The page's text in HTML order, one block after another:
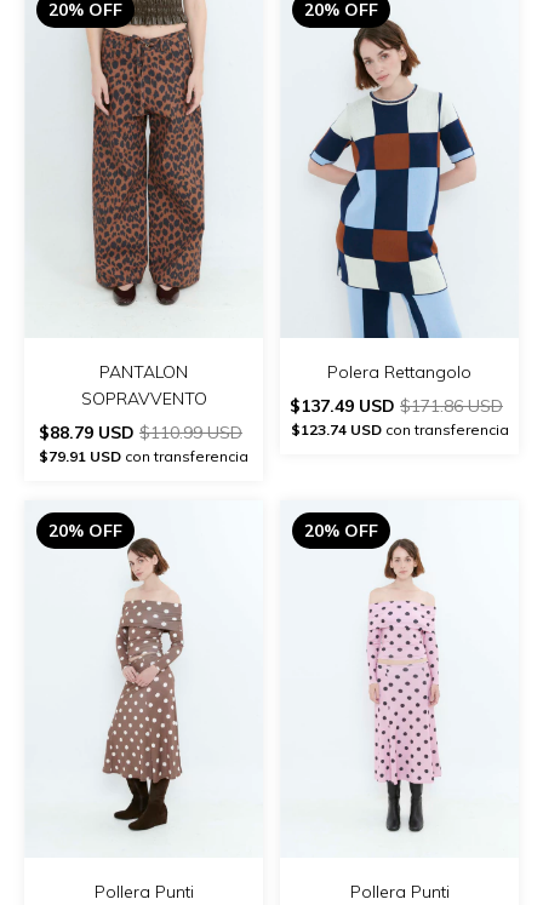
20% OFF
PANTALON
SOPRAVVENTO
$88.79 USD $110.99 USD
$79.91 USD con transferencia
20% OFF
Polera Rettangolo
$137.49 USD $171.86 USD
$123.74 USDcon transferencia
20% OFF
Pollera Punti
20% OFF
Pollera Punti